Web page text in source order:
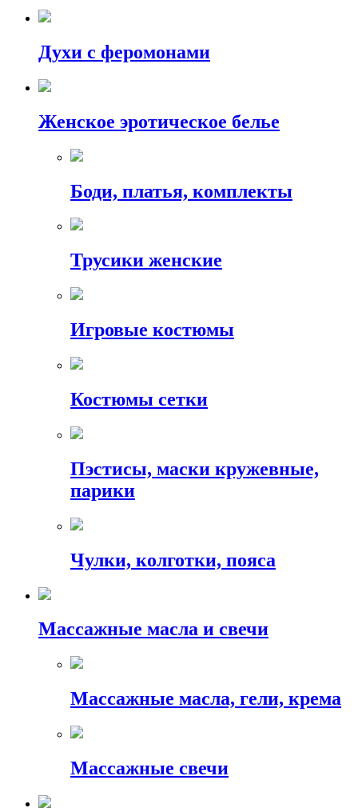
Духи с феромонами
Женское эротическое белье
Боди, платья, комплекты
Трусики женские
Игровые костюмы
Костюмы сетки
Пэстисы, маски кружевные,
парики
Чулки, колготки, пояса
Массажные масла и свечи
Массажные масла, гели, крема
Массажные свечи